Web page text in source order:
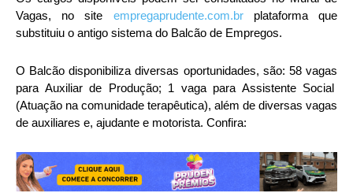
Vagas, no site empregaprudente.com.brplataforma que
substituiu o antigo sistema do Balcão de Empregos.
O Balcão disponibiliza diversas oportunidades, são: 58 vagas
para Auxiliar de Produção; 1 vaga para Assistente Social
(Atuação na comunidade terapêutica), além de diversas vagas
de auxiliares e, ajudante e motorista. Confira: